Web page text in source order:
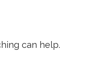
can help.